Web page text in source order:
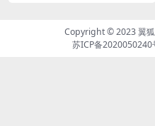
Copyright © 2023翼
苏ICP备2020050240